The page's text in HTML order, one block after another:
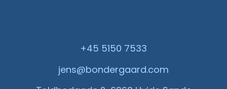
+45 5150 7533
jens@bondergaard.com